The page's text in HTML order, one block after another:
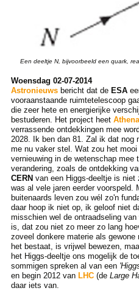
Een deeltje N, bijvoorbeeld een quark,
Woensdag 02-07-2014
Astronieuwsbericht dat deESA
vooraanstaande ruimtetelescoop
die zeer hete en energierijke
bestuderen. Het project heet Athena
verrassende ontdekkingen mee
2028. Ik ben dan 81. Zal ik dat nog
me nu vaker stel. Wat zou het
vernieuwing in de wetenschap mee
verandering, zoals de ontdekking
CERN van een Higgs-deeltje is
was al vele jaren eerder voorspeld.
buitenaards leven zou wél zo'n
daar hoop ik niet op, ik geloof niet
misschien wel de ontraadseling van
is, dat zou niet zo meer zo lang
zoveel donkere materie als
het bestaat, is vrijwel bewezen,
het Higgs-deeltje ons mogelijk de
sommigen spreken al van een
en begin 2012 van LHC(de Large
daar iets van.